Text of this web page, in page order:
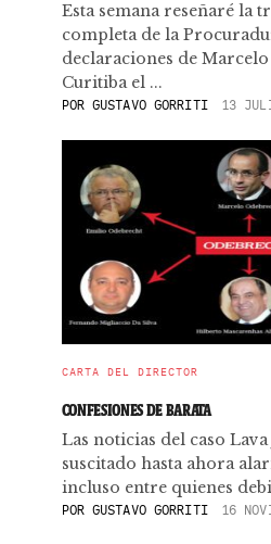
Esta semana reseñaré la
completa de la
declaraciones de
Curitiba el ...
POR GUSTAVO GORRITI 13
CARTA DEL DIRECTOR
CONFESIONES DE BARATA
Las noticias del caso
suscitado hasta ahora
incluso entre quienes
POR GUSTAVO GORRITI 16